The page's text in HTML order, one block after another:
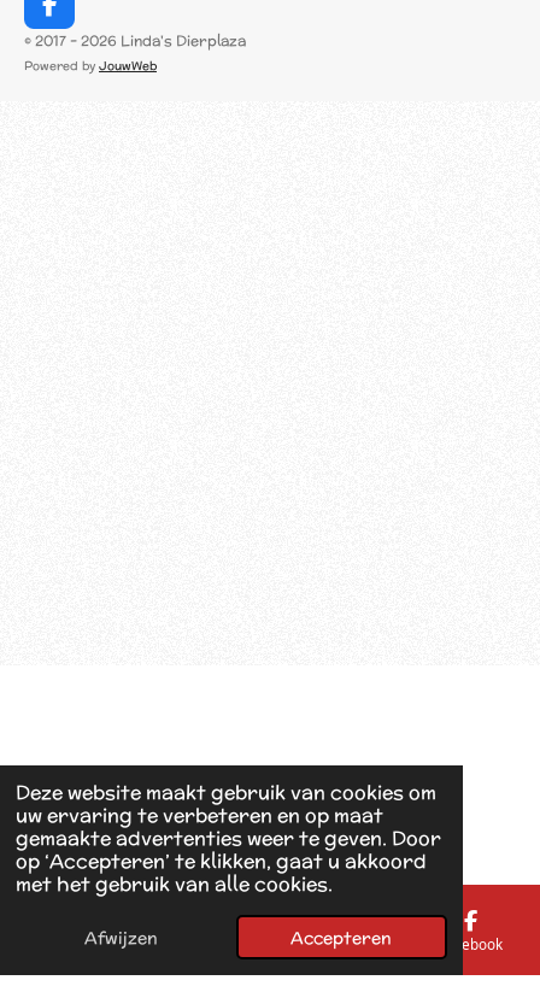
Deze website maakt gebruik van cookies om
uw ervaring te verbeteren en op maat
gemaakte advertenties weer te geven. Door
op ‘Accepteren’ te klikken, gaat u akkoord
met het gebruik van alle cookies.
Afwijzen Accepteren
F
a
c
© 2017 - 2026 Linda's Dierplaza
Powered by JouwWeb
E-mailadres Kaart Facebook